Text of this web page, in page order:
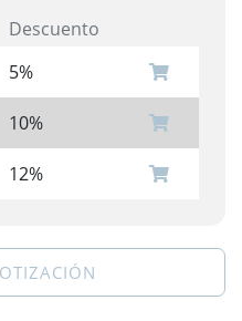
Descuento
5%
10%
12%